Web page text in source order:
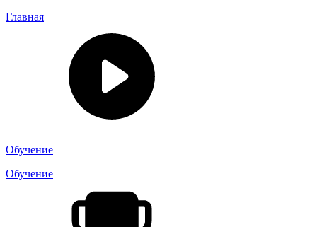
Главная
Обучение
Обучение